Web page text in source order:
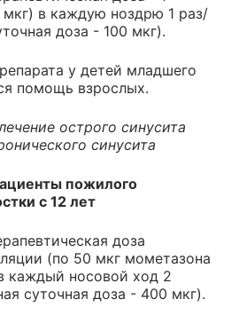
в каждую ноздрю 1 раз/
доза - 100 мкг).
у детей младшего
помощь взрослых.
острого синусита
синусита
пожилого
с 12 лет
доза
(по 50 мкг мометазона
каждый носовой ход 2
суточная доза - 400 мкг).